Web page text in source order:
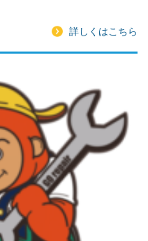
詳しくはこちら